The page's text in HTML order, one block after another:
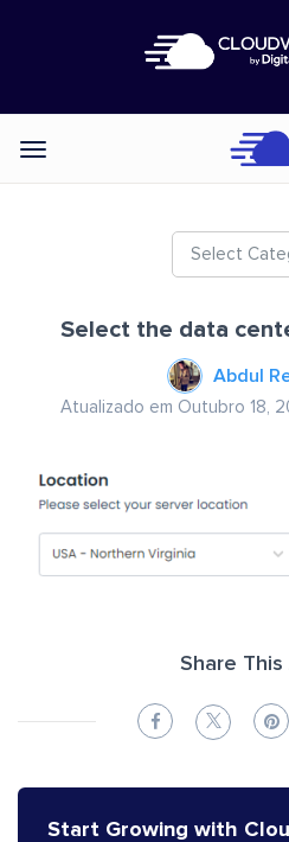
Categories
Select
Select the data
Abdul
Atualizado em Outubro 18,
Share
Start Growing with